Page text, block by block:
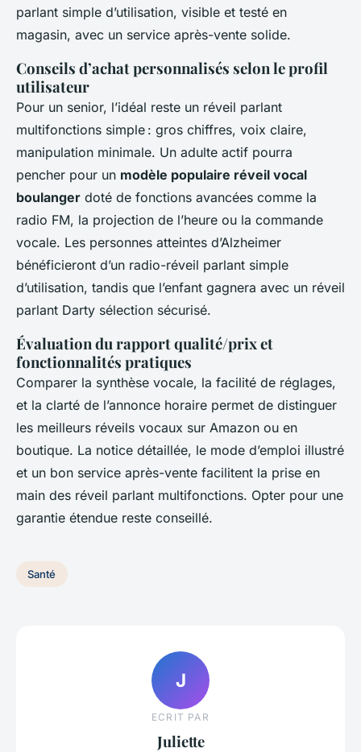
parlant simple d’utilisation, visible et testé en
magasin, avec un service après-vente solide.
Conseils d’achat personnalisés selon le profil
utilisateur
Pour un senior, l’idéal reste un réveil parlant
multifonctions simple : gros chiffres, voix claire,
manipulation minimale. Un adulte actif pourra
pencher pour un modèle populaire réveil vocal
boulanger doté de fonctions avancées comme la
radio FM, la projection de l’heure ou la commande
vocale. Les personnes atteintes d’Alzheimer
bénéficieront d’un radio-réveil parlant simple
d’utilisation, tandis que l’enfant gagnera avec un réveil
parlant Darty sélection sécurisé.
Évaluation du rapport qualité/prix et
fonctionnalités pratiques
Comparer la synthèse vocale, la facilité de réglages,
et la clarté de l’annonce horaire permet de distinguer
les meilleurs réveils vocaux sur Amazon ou en
boutique. La notice détaillée, le mode d’emploi illustré
et un bon service après-vente facilitent la prise en
main des réveil parlant multifonctions. Opter pour une
garantie étendue reste conseillé.
Santé
J
ECRIT PAR
Juliette